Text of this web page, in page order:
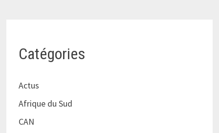
Catégories
Actus
Afrique du Sud
CAN